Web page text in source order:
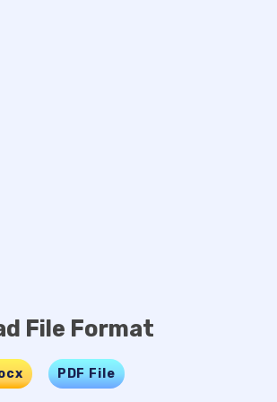
File Format
….. PDF File